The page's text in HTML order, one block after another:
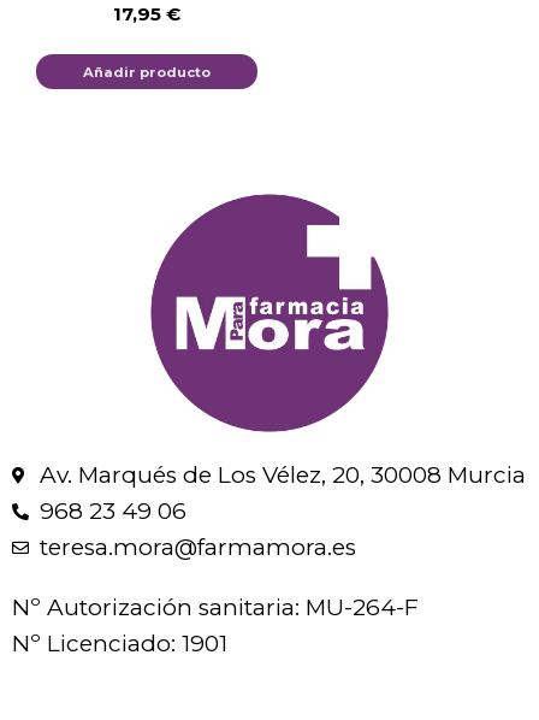
17,95 €
Añadir producto
Av. Marqués de Los Vélez, 20, 30008 Murcia
968 23 49 06
teresa.mora@farmamora.es
Nº Autorización sanitaria: MU-264-F
Nº Licenciado: 1901